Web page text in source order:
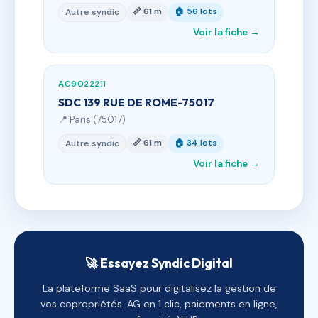
Autre syndic 📏 61 m 🏠 56 lots
Voir la fiche →
AC9022211
SDC 139 RUE DE ROME-75017
📍 Paris (75017)
Autre syndic 📏 61 m 🏠 34 lots
Voir la fiche →
🚀 Essayez Syndic Digital
La plateforme SaaS pour digitalisez la gestion de
vos copropriétés. AG en 1 clic, paiements en ligne,